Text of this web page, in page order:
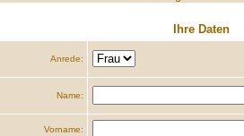
Ihre Daten
Anrede:
Name:
Vorname: